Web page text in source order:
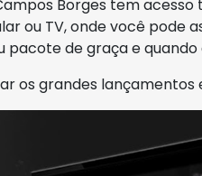
Borges tem
ou TV, onde você pode
pacote de graça e quando
os grandes